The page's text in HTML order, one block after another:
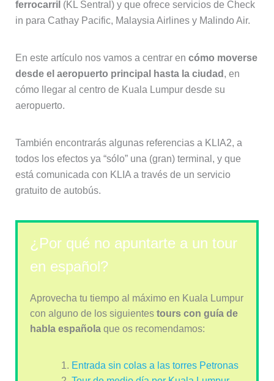
ferrocarril (KL Sentral) y que ofrece servicios de Check
in para Cathay Pacific, Malaysia Airlines y Malindo Air.
En este artículo nos vamos a centrar en cómo moverse
desde el aeropuerto principal hasta la ciudad , en
cómo llegar al centro de Kuala Lumpur desde su
aeropuerto.
También encontrarás algunas referencias a KLIA2, a
todos los efectos ya “sólo” una (gran) terminal, y que
está comunicada con KLIA a través de un servicio
gratuito de autobús.
¿Por qué no apuntarte a un tour
en español?
Aprovecha tu tiempo al máximo en Kuala Lumpur
con alguno de los siguientes tours con guía de
habla española que os recomendamos:
Entrada sin colas a las torres Petronas